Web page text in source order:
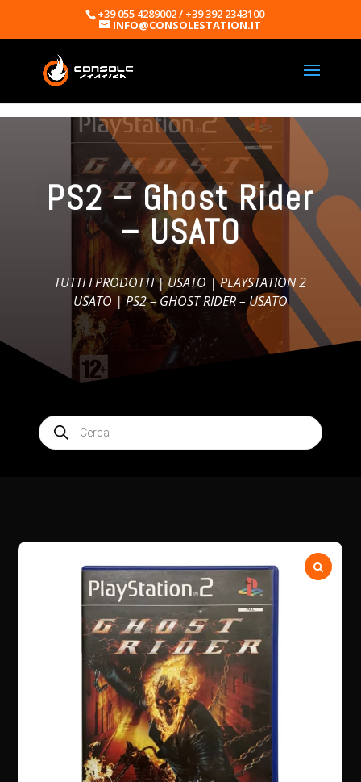
+39 055 4289002 / +39 392 2343100
INFO@CONSOLESTATION.IT
PS2 – Ghost Rider
– USATO
TUTTI I PRODOTTI| USATO |PLAYSTATION 2
USATO | PS2 – GHOST RIDER – USATO
Products
search